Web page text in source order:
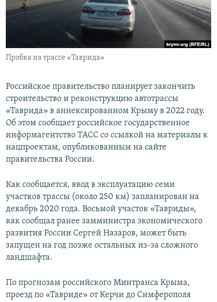
ПОБЕДИТЕЛЕЙ НЕ СУДЯТ?
КРЫМ.НЕПОКОРЕННЫЙ
УКРАИНСКАЯ ПРОБЛЕМА КРЫМА
ПРИСОЕДИНЯЙТЕСЬ!
Пробка на трассе «Таврида»
Российское правительство планирует закончить
строительство и реконструкцию автотрассы
«Таврида» в аннексированном Крыму в 2022 году.
Об этом сообщает российское государственное
информагентство ТАСС со ссылкой на материалы к
нацпроектам, опубликованным на сайте
правительства России.
Как сообщается, ввод в эксплуатацию семи
участков трассы (около 250 км) запланирован на
декабрь 2020 года. Восьмой участок «Тавриды»,
как сообщал ранее замминистра экономического
развития России Сергей Назаров, может быть
запущен на год позже остальных из-за сложного
ландшафта.
По прогнозам российского Минтранса Крыма,
проезд по «Тавриде» от Керчи до Симферополя